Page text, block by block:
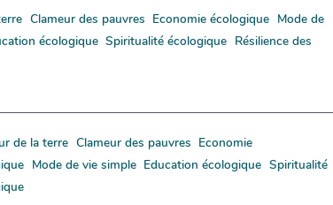
Clameur des pauvres Economie écologique Mode de
écologique Spiritualité écologique Résilience des
de la terre Clameur des pauvres Economie
Mode de vie simple Education écologique Spiritualité